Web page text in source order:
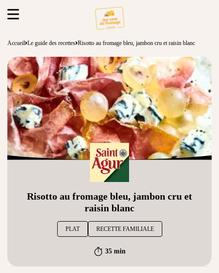
Accueil Le guide des recettes Risotto au fromage bleu, jambon cru et raisin blanc
Risotto au fromage bleu, jambon cru et
raisin blanc
PLAT RECETTE FAMILIALE
35 min